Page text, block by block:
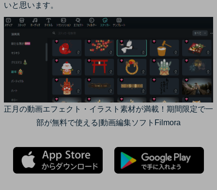
いと思います。
正月の動画エフェクト・イラスト素材が満載！期間限定で一
部が無料で使える|動画編集ソフトFilmora